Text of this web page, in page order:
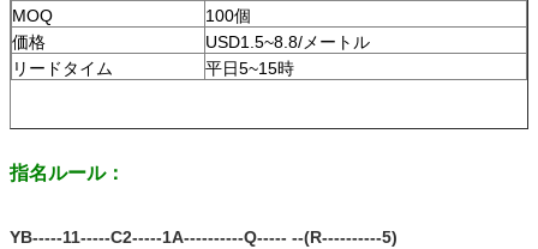
MOQ
100個
価格
USD1.5~8.8/メートル
リードタイム
平日5~15時
指名ルール：
YB-----11-----C2-----1A----------Q----- --(R----------5)